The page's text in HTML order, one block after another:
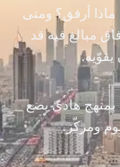
ماذا أرفق؟ ومتى
مبالغ فيه قد
بمنهج هادئ يضع
ومركّز.